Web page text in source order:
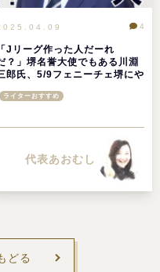
「Jリーグ作った人だーれ
？」堺名誉大使でもある川淵
郎氏、5/9フェニーチェ堺にや
4
ライターおすすめ
代表あおむし
どる